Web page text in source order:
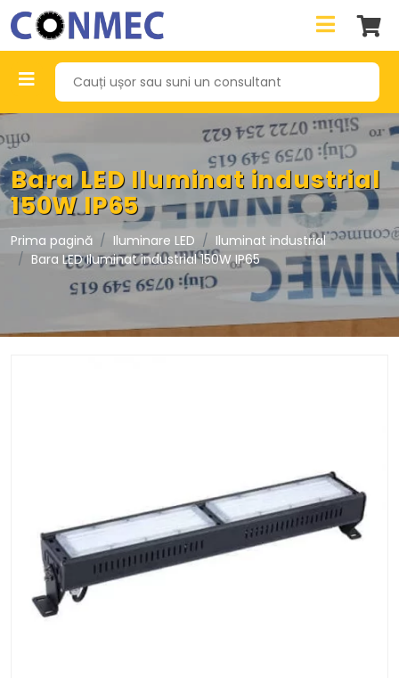
Bara LED Iluminat industrial
150W IP65
Prima pagină Iluminare LED
Iluminat industrial
Bara LED Iluminat industrial 150W IP65